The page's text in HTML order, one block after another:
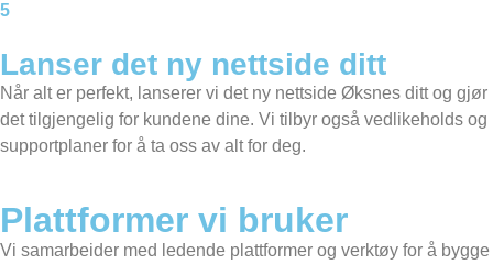
5
Lanser det ny nettside ditt
Når alt er perfekt, lanserer vi det ny nettside Øksnes ditt og gjør
det tilgjengelig for kundene dine. Vi tilbyr også vedlikeholds og
supportplaner for å ta oss av alt for deg.
Plattformer vi bruker
Vi samarbeider med ledende plattformer og verktøy for å bygge